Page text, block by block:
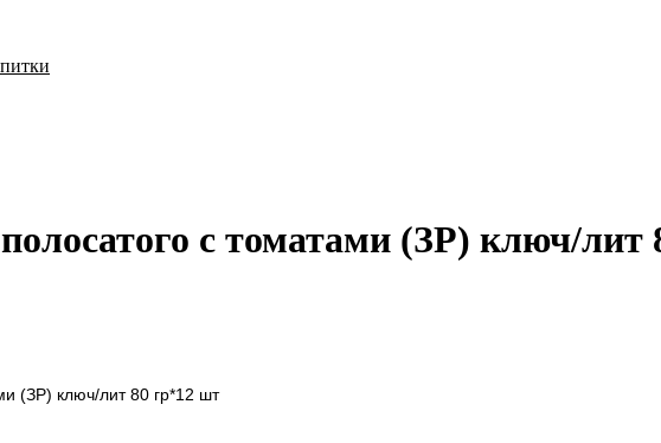
с томатами (ЗР) ключ/лит
(ЗР) ключ/лит 80 гр*12 шт